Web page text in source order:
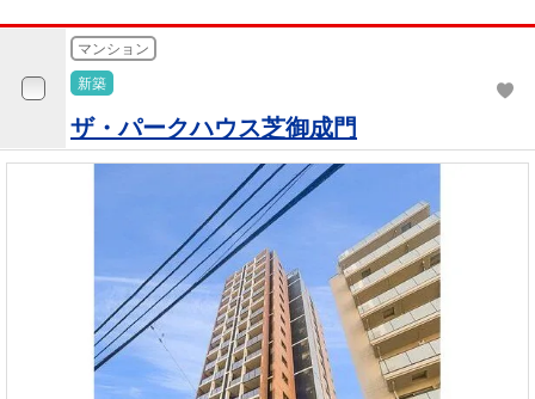
マンション
新築
ザ・パークハウス芝御成門